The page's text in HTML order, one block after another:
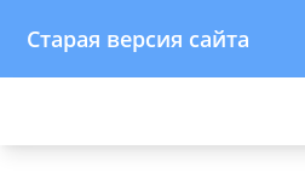
Старая версия сайта